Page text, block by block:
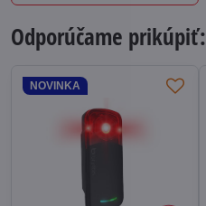
Odporúčame prikúpiť:
NOVINKA